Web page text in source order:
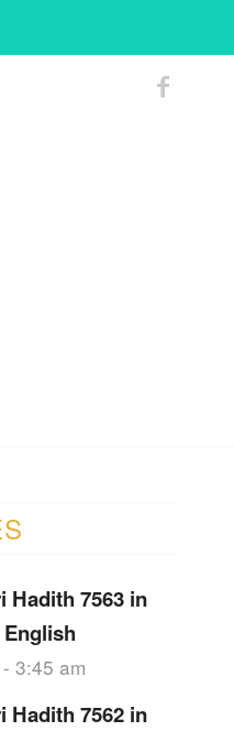
Hadith 7563 in
3:45 am
Hadith 7562 in